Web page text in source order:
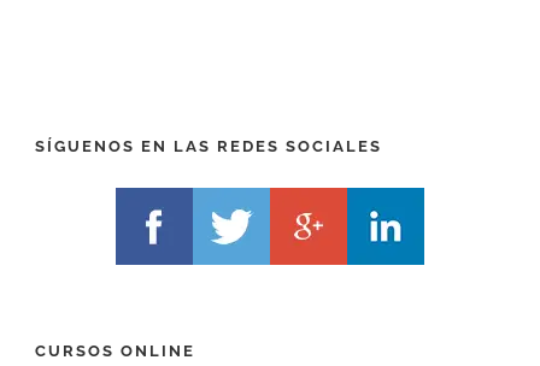
SÍGUENOS EN LAS REDES SOCIALES
CURSOS ONLINE